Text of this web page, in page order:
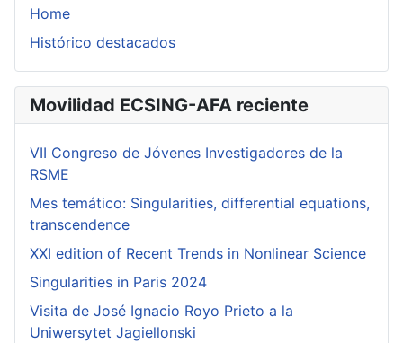
Home
Histórico destacados
Movilidad ECSING-AFA reciente
VII Congreso de Jóvenes Investigadores de la
RSME
Mes temático: Singularities, differential equations,
transcendence
XXI edition of Recent Trends in Nonlinear Science
Singularities in Paris 2024
Visita de José Ignacio Royo Prieto a la
Uniwersytet Jagiellonski